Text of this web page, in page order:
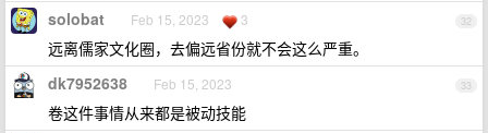
32
solobat Feb 15, 2023 3
远离儒家文化圈，去偏远省份就不会这么严重。
33
dk7952638 Feb 15, 2023
卷这件事情从来都是被动技能